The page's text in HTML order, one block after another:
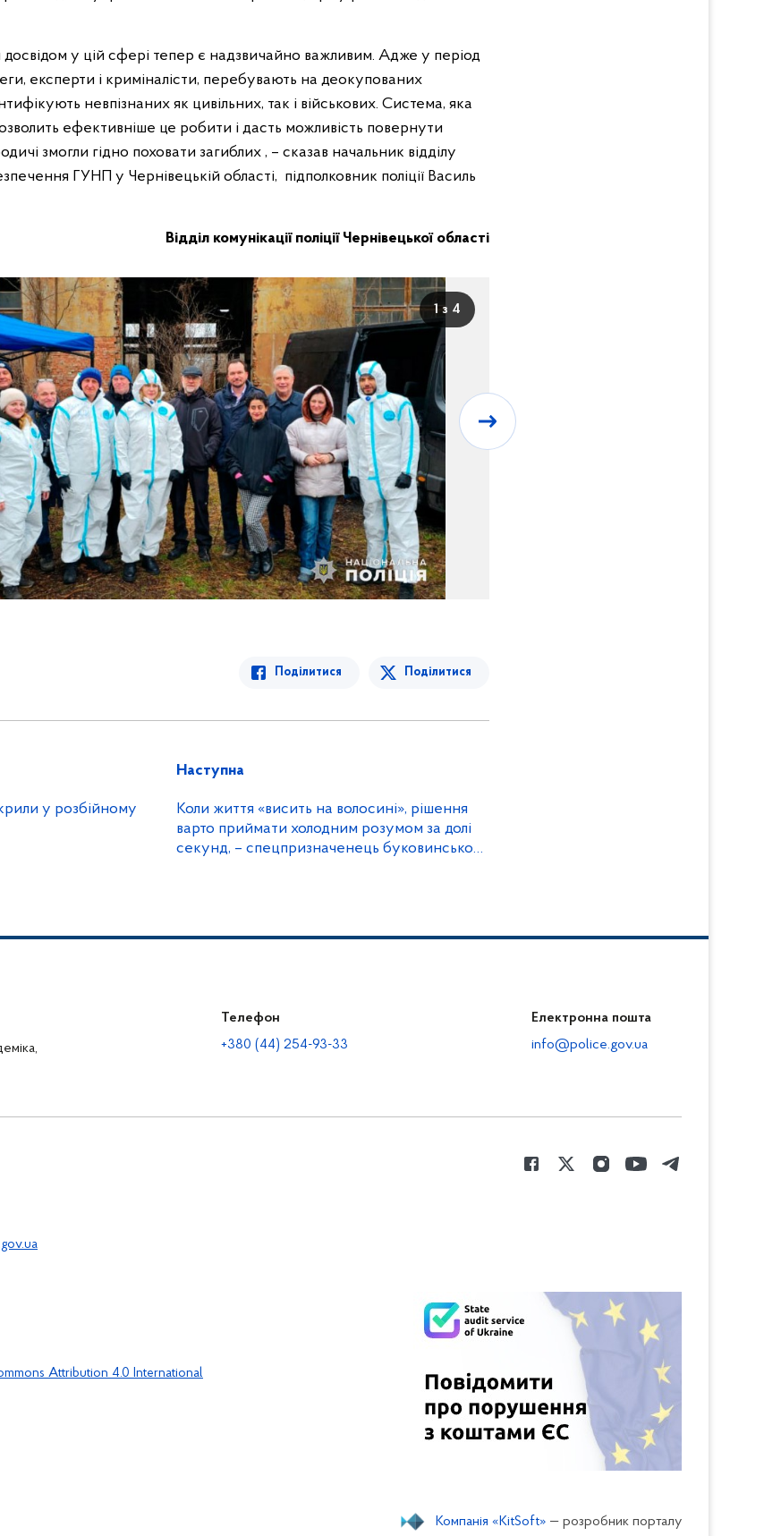
у цій сфері тепер є надзвичайно важливим. Адже у період
експерти і криміналісти, перебувають на деокупованих
невпізнаних як цивільних, так і військових. Система, яка
ефективніше це робити і дасть можливість повернути
змогли гідно поховати загиблих , – сказав начальник відділу
ГУНП у Чернівецькій області, підполковник поліції Василь
Відділ комунікації поліції Чернівецької області
1 з 4
Поділитися Поділитися
у розбійному
Наступна
Коли життя «висить на волосині», рішення
варто приймати холодним розумом за долі
секунд, – спецпризначенець буковинської
Телефон
+380 (44) 254-93-33
Електронна пошта
info@police.gov.ua
Attribution 4.0 International
Компанія «KitSoft» — розробник порталу